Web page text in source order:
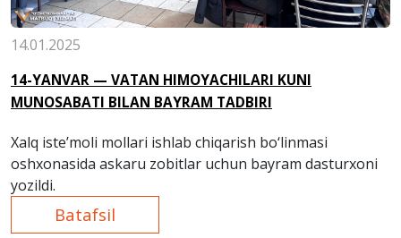
14.01.2025
14-YANVAR — VATAN HIMOYACHILARI KUNI
MUNOSABATI BILAN BAYRAM TADBIRI
Xalq iste’moli mollari ishlab chiqarish bo‘linmasi
oshxonasida askaru zobitlar uchun bayram dasturxoni
yozildi.
Batafsil